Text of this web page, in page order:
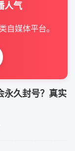
人气
自媒体平台。
永久封号？真实